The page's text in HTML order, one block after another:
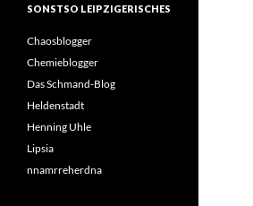
SONSTSO LEIPZIGERISCHES
Chaosblogger
Chemieblogger
Das Schmand-Blog
Heldenstadt
Henning Uhle
Lipsia
nnamrreherdna